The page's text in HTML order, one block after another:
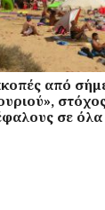
από
σε όλα